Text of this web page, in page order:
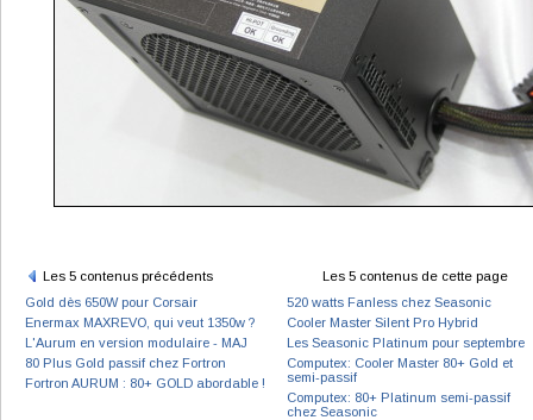
Les 5 contenus précédents
Gold dès 650W pour Corsair
Enermax MAXREVO, qui veut 1350w ?
L'Aurum en version modulaire - MAJ
80 Plus Gold passif chez Fortron
Fortron AURUM : 80+ GOLD abordable !
Les 5 contenus de cette page
520 watts Fanless chez Seasonic
Cooler Master Silent Pro Hybrid
Les Seasonic Platinum pour septembre
Computex: Cooler Master 80+ Gold et
semi-passif
Computex: 80+ Platinum semi-passif
chez Seasonic